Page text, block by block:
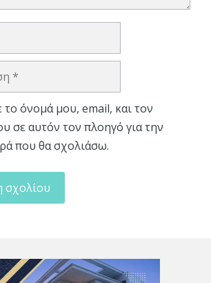
όνομά μου, email, και τον
σε αυτόν τον πλοηγό για την
που θα σχολιάσω.